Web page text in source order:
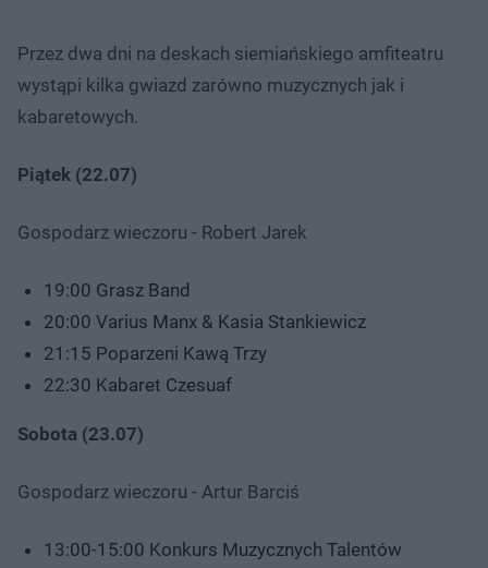
Przez dwa dni na deskach siemiańskiego amfiteatru
wystąpi kilka gwiazd zarówno muzycznych jak i
kabaretowych.
Piątek (22.07)
Gospodarz wieczoru - Robert Jarek
19:00 Grasz Band
20:00 Varius Manx & Kasia Stankiewicz
21:15 Poparzeni Kawą Trzy
22:30 Kabaret Czesuaf
Sobota (23.07)
Gospodarz wieczoru - Artur Barciś
13:00-15:00 Konkurs Muzycznych Talentów